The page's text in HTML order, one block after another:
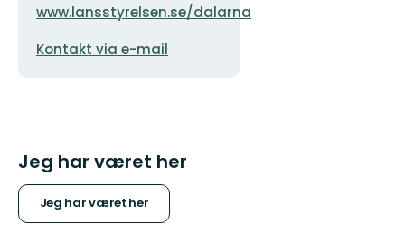
Adresse
www.lansstyrelsen.se/dalarna
mailadresse
Kontakt via e-mail
Jeg har været her
Jeg har været her